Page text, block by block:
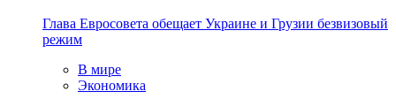
Глава Евросовета обещает Украине и Грузии безвизовый
режим
В мире
Экономика